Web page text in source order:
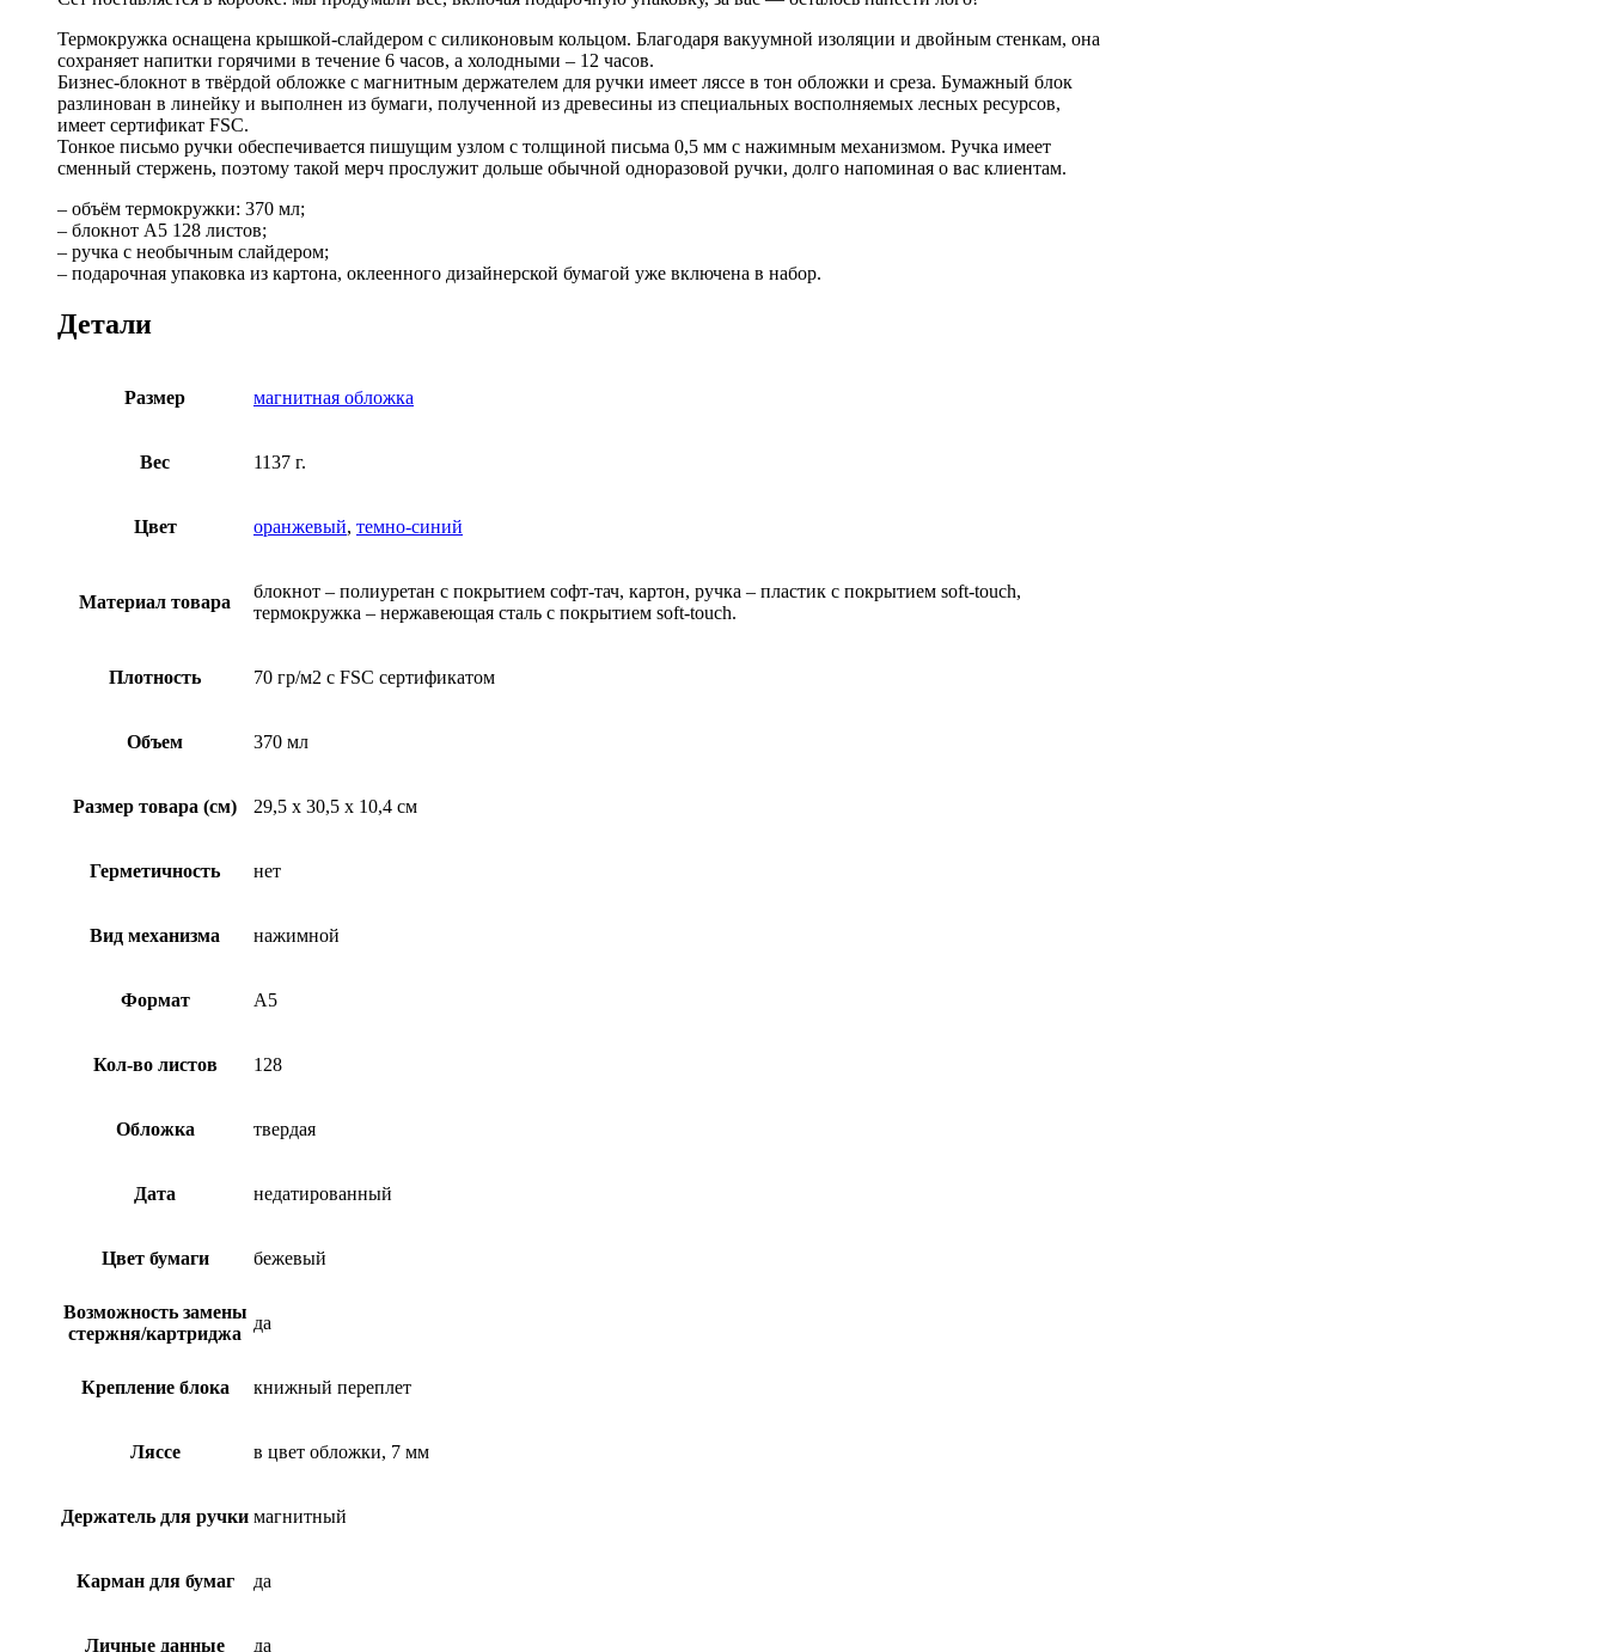
Термокружка оснащена крышкой-слайдером с силиконовым кольцом. Благодаря вакуумной изоляции и двойным стенкам, она
сохраняет напитки горячими в течение 6 часов, а холодными – 12 часов.
Бизнес-блокнот в твёрдой обложке с магнитным держателем для ручки имеет ляссе в тон обложки и среза. Бумажный блок
разлинован в линейку и выполнен из бумаги, полученной из древесины из специальных восполняемых лесных ресурсов,
имеет сертификат FSC.
Тонкое письмо ручки обеспечивается пишущим узлом с толщиной письма 0,5 мм с нажимным механизмом. Ручка имеет
сменный стержень, поэтому такой мерч прослужит дольше обычной одноразовой ручки, долго напоминая о вас клиентам.
– объём термокружки: 370 мл;
– блокнот А5 128 листов;
– ручка с необычным слайдером;
– подарочная упаковка из картона, оклеенного дизайнерской бумагой уже включена в набор.
Детали
Размер магнитная обложка
Вес 1137 г.
Цвет оранжевый, темно-синий
Материал товара
блокнот – полиуретан с покрытием софт-тач, картон, ручка – пластик с покрытием soft-touch,
термокружка – нержавеющая сталь с покрытием soft-touch.
Плотность 70 гр/м2 с FSC сертификатом
Объем 370 мл
Размер товара (см) 29,5 х 30,5 х 10,4 см
Герметичность нет
Вид механизма нажимной
Формат A5
Кол-во листов 128
Обложка твердая
Дата недатированный
Цвет бумаги бежевый
Возможность замены
стержня/картриджа
да
Крепление блока книжный переплет
Ляссе в цвет обложки, 7 мм
Держатель для ручки магнитный
Карман для бумаг да
Личные данные да